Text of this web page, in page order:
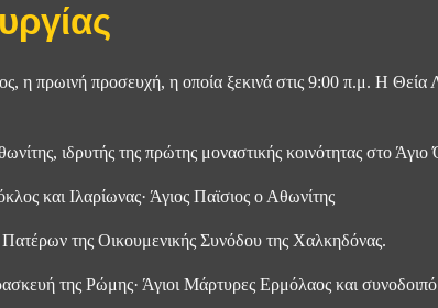
η πρωινή προσευχή, η οποία ξεκινά στις 9:00 π.μ. Η Θεία
ιδρυτής της πρώτης μοναστικής κοινότητας στο Άγιο
και Ιλαρίωνας· Άγιος Παϊσιος ο Αθωνίτης
της Οικουμενικής Συνόδου της Χαλκηδόνας.
της Ρώμης· Άγιοι Μάρτυρες Ερμόλαος και